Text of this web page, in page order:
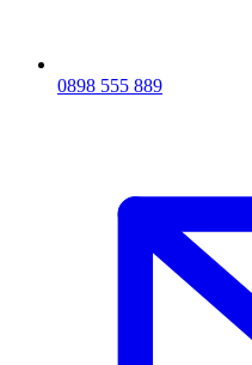
0898 555 889